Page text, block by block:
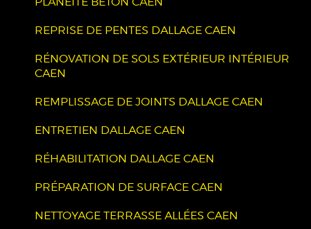
REPRISE DE PENTES DALLAGE CAEN
RÉNOVATION DE SOLS EXTÉRIEUR INTÉRIEUR
CAEN
REMPLISSAGE DE JOINTS DALLAGE CAEN
ENTRETIEN DALLAGE CAEN
RÉHABILITATION DALLAGE CAEN
PRÉPARATION DE SURFACE CAEN
NETTOYAGE TERRASSE ALLÉES CAEN